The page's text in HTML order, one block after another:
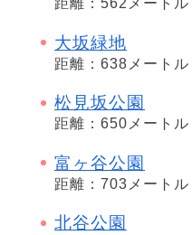
距離：562メートル
大坂緑地
距離：638メートル
松見坂公園
距離：650メートル
富ヶ谷公園
距離：703メートル
北谷公園